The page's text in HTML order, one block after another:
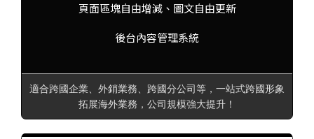
頁面區塊自由增減、圖文自由更新
後台內容管理系統
適合跨國企業、外銷業務、跨國分公司等，一站式跨國形象
拓展海外業務，公司規模強大提升！